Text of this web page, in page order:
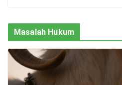
Masalah Hukum